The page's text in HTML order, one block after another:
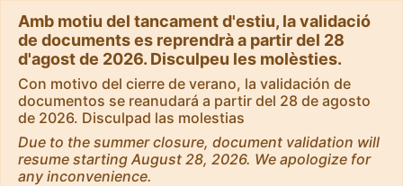
Amb motiu del tancament d'estiu, la validació
de documents es reprendrà a partir del 28
d'agost de 2026. Disculpeu les molèsties.
Con motivo del cierre de verano, la validación de
documentos se reanudará a partir del 28 de agosto
de 2026. Disculpad las molestias
Due to the summer closure, document validation will
resume starting August 28, 2026. We apologize for
any inconvenience.